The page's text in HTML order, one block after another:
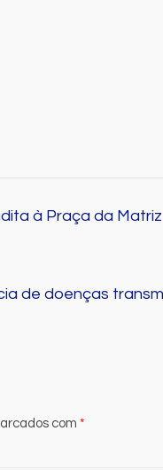
à Praça da Matriz
de doenças
com *